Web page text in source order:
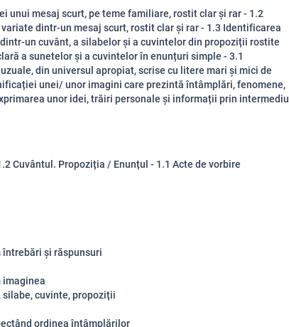
unui mesaj scurt, pe teme familiare, rostit clar și rar - 1.2
dintr-un mesaj scurt, rostit clar și rar - 1.3 Identificarea
un cuvânt, a silabelor și a cuvintelor din propoziții rostite
a sunetelor și a cuvintelor în enunțuri simple - 3.1
din universul apropiat, scrise cu litere mari și mici de
unei/ unor imagini care prezintă întâmplări, fenomene,
unor idei, trăiri personale și informații prin intermediul
Cuvântul. Propoziția / Enunțul - 1.1 Acte de vorbire
și răspunsuri
imaginea
cuvinte, propoziții
ordinea întâmplărilor